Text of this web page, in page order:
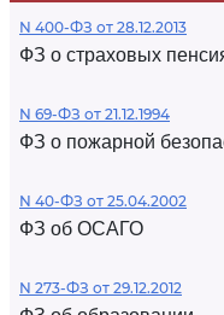
N 400-ФЗ от 28.12.2013
ФЗ о страховых
N 69-ФЗ от 21.12.1994
ФЗ о пожарной
N 40-ФЗ от 25.04.2002
ФЗ об ОСАГО
N 273-ФЗ от 29.12.2012